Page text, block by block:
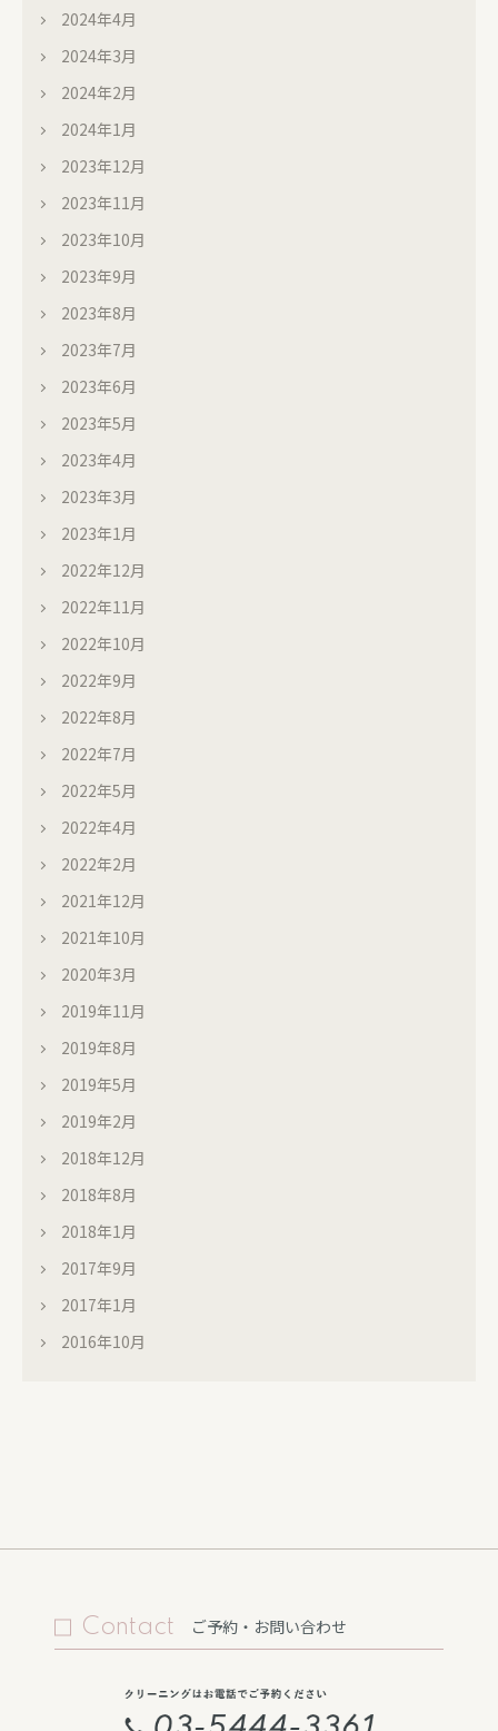
2024年4月
2024年3月
2024年2月
2024年1月
2023年12月
2023年11月
2023年10月
2023年9月
2023年8月
2023年7月
2023年6月
2023年5月
2023年4月
2023年3月
2023年1月
2022年12月
2022年11月
2022年10月
2022年9月
2022年8月
2022年7月
2022年5月
2022年4月
2022年2月
2021年12月
2021年10月
2020年3月
2019年11月
2019年8月
2019年5月
2019年2月
2018年12月
2018年8月
2018年1月
2017年9月
2017年1月
2016年10月
Contact ご予約・お問い合わせ